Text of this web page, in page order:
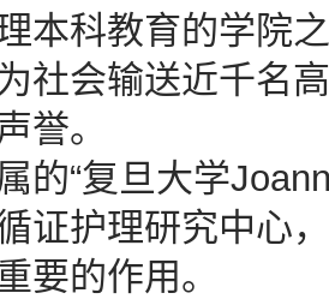
本科教育的学院
社会输送近千名
誉。
的“复旦大学
证护理研究中心
要的作用。